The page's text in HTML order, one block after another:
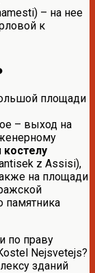
– на нее
к
площади
– выход на
костелу
z Assisi),
на площади
памятника
по праву
Nejsvetejs?
зданий